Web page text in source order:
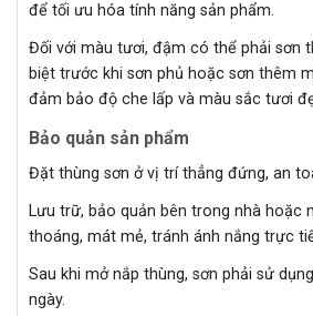
để tối ưu hóa tính năng sản phẩm.
Đối với màu tươi, đậm có thể phải sơn
biệt trước khi sơn phủ hoặc sơn thêm
đảm bảo độ che lấp và màu sắc tươi
Bảo quản sản phẩm
Đặt thùng sơn ở vị trí thẳng đứng, an
Lưu trữ, bảo quản bên trong nhà hoặc
thoáng, mát mẻ, tránh ánh nắng trực
Sau khi mở nắp thùng, sơn phải sử
ngày.